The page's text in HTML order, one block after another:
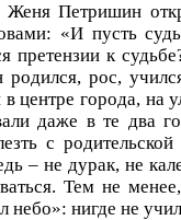
Женя Петришин
«И пусть
претензии к
рос,
в центре города,
даже в те два
с
– не дурак, не
Тем не
небо»: нигде не